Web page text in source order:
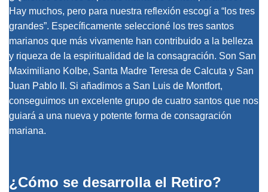
Hay muchos, pero para nuestra reflexión escogí a “los tres
grandes”. Específicamente seleccioné los tres santos
marianos que más vivamente han contribuido a la belleza
y riqueza de la espiritualidad de la consagración. Son San
Maximiliano Kolbe, Santa Madre Teresa de Calcuta y San
Juan Pablo II. Si añadimos a San Luis de Montfort,
conseguimos un excelente grupo de cuatro santos que nos
guiará a una nueva y potente forma de consagración
mariana.
¿Cómo se desarrolla el Retiro?